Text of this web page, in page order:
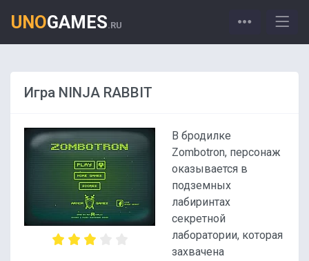
UNOGAMES.RU
Игра NINJA RABBIT
В бродилке
Zombotron, персонаж
оказывается в
подземных
лабиринтах
секретной
лаборатории, которая
захвачена